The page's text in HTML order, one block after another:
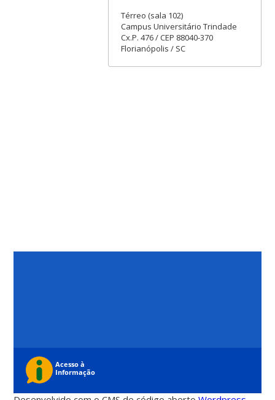
Térreo (sala 102)
Campus Universitário Trindade
Cx.P. 476 / CEP 88040-370
Florianópolis / SC